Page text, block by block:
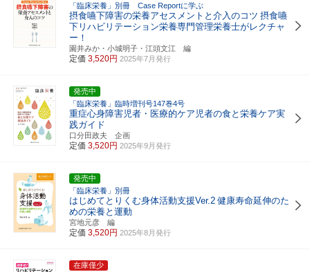
「臨床栄養」別冊 Case Reportに学ぶ
摂食嚥下障害の栄養アセスメントと介入のコツ 摂食嚥
下リハビリテーション栄養専門管理栄養士がレクチャ
ー！
園井みか・小城明子・江頭文江 編
定価 3,520円 2025年7月発行
発売中
「臨床栄養」臨時増刊号147巻4号
重症心身障害児者・医療的ケア児者の食と栄養ケア実
践ガイド
口分田政夫 企画
定価 3,520円 2025年9月発行
発売中
「臨床栄養」別冊
はじめてとりくむ身体活動支援Ver.2 健康寿命延伸のた
めの栄養と運動
宮地元彦 編
定価 3,520円 2025年8月発行
在庫僅少